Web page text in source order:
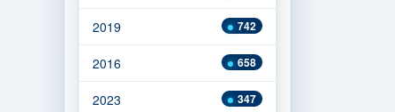
742
2019
658
2016
347
2023